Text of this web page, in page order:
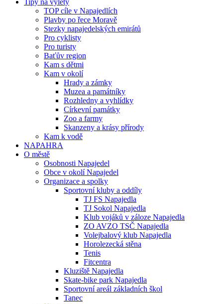
Tipy na výlety
TOP cíle v Napajedlích
Plavby po řece Moravě
Stezky napajedelských emirátů
Pro cyklisty
Pro turisty
Baťův region
Kam s dětmi
Kam v okolí
Hrady a zámky
Muzea a památníky
Rozhledny a vyhlídky
Církevní památky
Zoo a farmy
Skanzeny a krásy přírody
Kam k vodě
NAPAHRA
O městě
Osobnosti Napajedel
Obce v okolí Napajedel
Organizace a spolky
Sportovní kluby a oddíly
TJ FS Napajedla
TJ Sokol Napajedla
Klub vojáků v záloze Napajedla
ZO AVZO TSČ Napajedla
Volejbalový klub Napajedla
Horolezecká stěna
Tenis
Fitcentra
Kluziště Napajedla
Skate-bike park Napajedla
Sportovní areál základních škol
Tanec